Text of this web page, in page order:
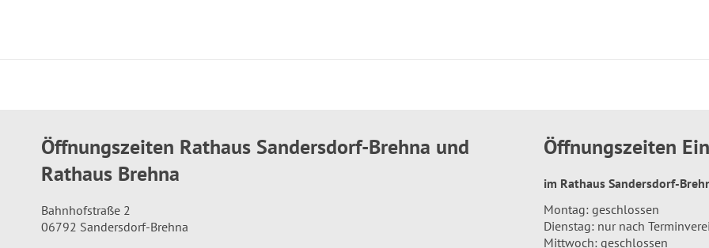
Öffnungszeiten Rathaus Sandersdorf-Brehna und
Rathaus Brehna
Bahnhofstraße 2
06792 Sandersdorf-Brehna
Öffnungszeiten
im Rathaus Sandersdorf-
Montag: geschlossen
Dienstag: nur nach
Mittwoch: geschlossen